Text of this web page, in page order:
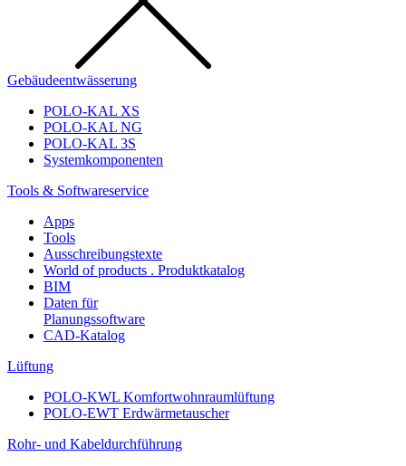
Gebäudeentwässerung
POLO-KAL XS
POLO-KAL NG
POLO-KAL 3S
Systemkomponenten
Tools & Softwareservice
Apps
Tools
Ausschreibungstexte
World of products . Produktkatalog
BIM
Daten für
Planungssoftware
CAD-Katalog
Lüftung
POLO-KWL Komfortwohnraumlüftung
POLO-EWT Erdwärmetauscher
Rohr- und Kabeldurchführung